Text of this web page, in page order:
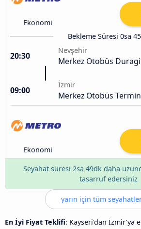
Ekonomi
Bekleme Süresi 0sa
20:30
Nevşehir
Merkez Otobüs Duragi
09:00
İzmir
Merkez Otobüs
Ekonomi
Seyahat süresi 2sa 49dk daha
tasarruf edersiniz
yarın için tüm
En İyi Fiyat Teklifi: Kayseri'dan İzmir'ya